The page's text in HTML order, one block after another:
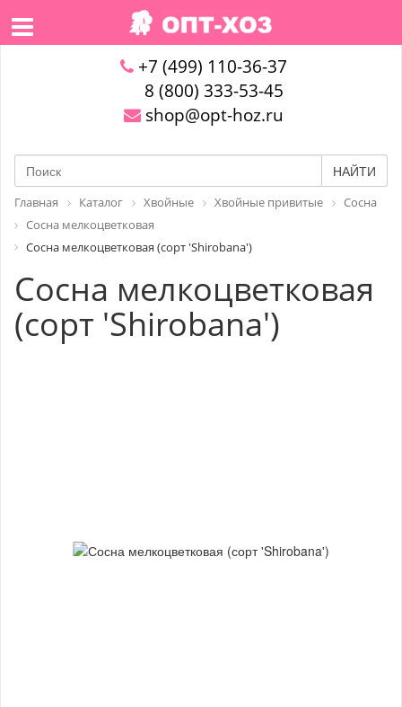
+7 (499) 110-36-37
8 (800) 333-53-45
shop@opt-hoz.ru
НАЙТИ
Главная Каталог Хвойные Хвойные привитые
Сосна
Сосна мелкоцветковая
Сосна мелкоцветковая (сорт 'Shirobana')
Сосна мелкоцветковая
(сорт 'Shirobana')